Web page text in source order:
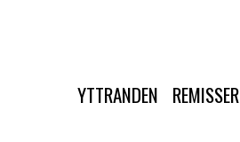
YTTRANDEN REMISSER